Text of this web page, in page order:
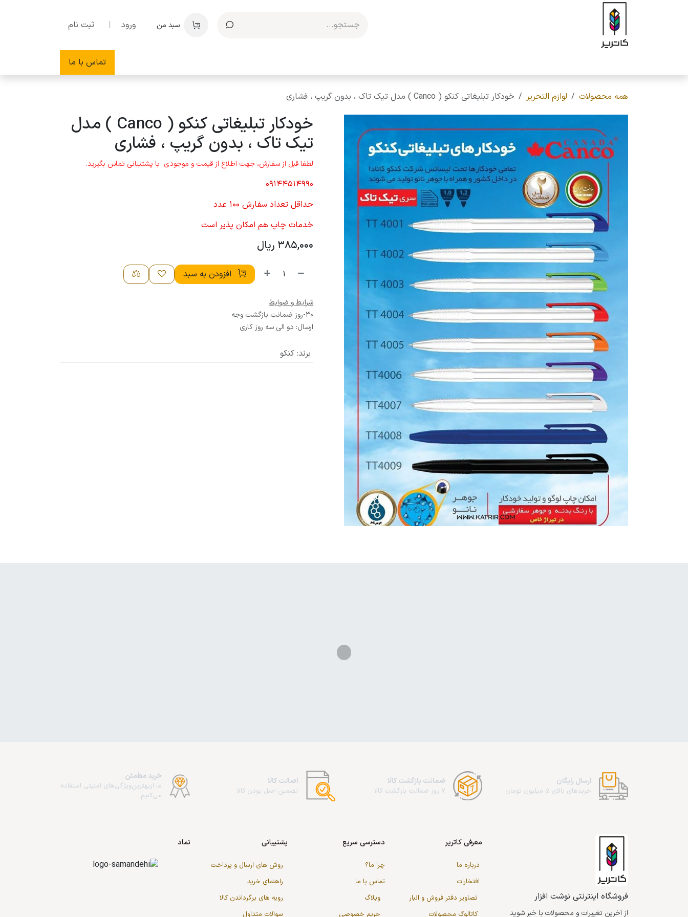
صرف نظر و مشاهده محتوا
سبد من ورود | ثبت نام
تماس با ما
همه محصولات لوازم التحریر خودکار تبلیغاتی کنکو ( Canco ) مدل تیک تاک ، بدون گریپ ، فشاری
خودکار تبلیغاتی کنکو ( Canco ) مدل
تیک تاک ، بدون گریپ ، فشاری
لطفا قبل از سفارش، جهت اطلاع از قیمت و موجودی با پشتیبانی تماس بگیرید.
09144514990
حداقل تعداد سفارش 100 عدد
خدمات چاپ هم امکان پذیر است
385,000 ریال
افزودن به سبد
شرایط و ضوابط
30-روز ضمانت بازگشت وجه
ارسال: دو الی سه روز کاری
برند: کنکو
ارسال رایگان
خریدهای بالای 5 میلیون تومان
ضمانت بازگشت کالا
7 روز ضمانت بازگشت کالا
اصالت کالا
تضمین اصل بودن کالا
خرید مطمئن
ما از‌بهترین‌ویژگی‌های امنیتی استفاده
می‌کنیم
فروشگاه اینترنتی نوشت افزار
از آخرین تغییرات و محصولات با خبر شوید
معرفی کاتریر
درباره ما
افتخارات
تصاویر دفتر فروش و انبار
کاتالوگ محصولات
دسترسی سریع
چرا ما؟
تماس با ما
وبلاگ
حریم خصوصی
پشتیبانی
روش های ارسال و پرداخت
راهنمای خرید
رویه های برگرداندن کالا
سوالات متداول
نماد